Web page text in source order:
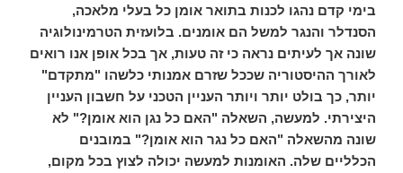
בימי קדם נהגו לכנות בתואר אומן כל בעלי מלאכה,
הסנדלר והנגר למשל הם אומנים. בלועזית הטרמינולוגיה
שונה אך לעיתים נראה כי זה טעות, אך בכל אופן אנו רואים
לאורך ההיסטוריה שככל שזרם אמנותי כלשהו "מתקדם"
יותר, כך בולט יותר ויותר העניין הטכני על חשבון העניין
היצירתי. למעשה, השאלה "האם כל נגן הוא אומן?" לא
שונה מהשאלה "האם כל נגר הוא אומן?" במובנים
הכלליים שלה. האומנות למעשה יכולה לצוץ בכל מקום,